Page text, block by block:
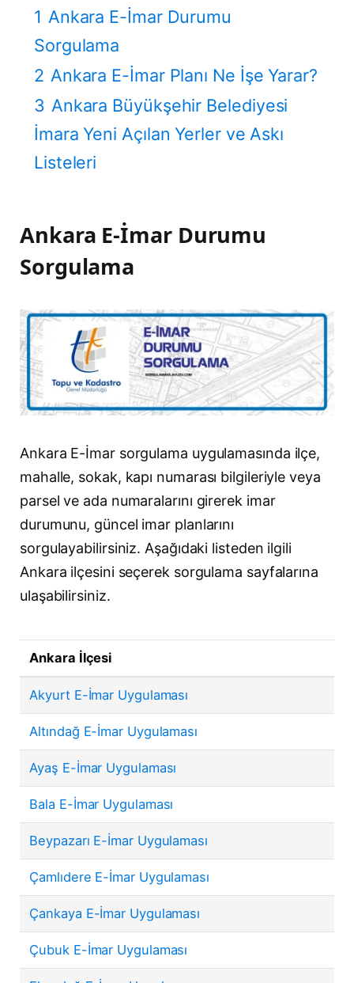
1 Ankara E-İmar Durumu
Sorgulama
2 Ankara E-İmar Planı Ne İşe Yarar?
3 Ankara Büyükşehir Belediyesi
İmara Yeni Açılan Yerler ve Askı
Listeleri
Ankara E-İmar Durumu
Sorgulama
Ankara E-İmar sorgulama uygulamasında ilçe,
mahalle, sokak, kapı numarası bilgileriyle veya
parsel ve ada numaralarını girerek imar
durumunu, güncel imar planlarını
sorgulayabilirsiniz. Aşağıdaki listeden ilgili
Ankara ilçesini seçerek sorgulama sayfalarına
ulaşabilirsiniz.
Ankara İlçesi
Akyurt E-İmar Uygulaması
Altındağ E-İmar Uygulaması
Ayaş E-İmar Uygulaması
Bala E-İmar Uygulaması
Beypazarı E-İmar Uygulaması
Çamlıdere E-İmar Uygulaması
Çankaya E-İmar Uygulaması
Çubuk E-İmar Uygulaması